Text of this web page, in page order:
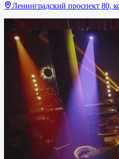
Ленинградский проспект 80,